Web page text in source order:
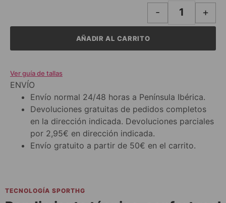
- +
AÑADIR AL CARRITO
Ver guía de tallas
ENVÍO
Envío normal 24/48 horas a Península Ibérica.
Devoluciones gratuitas de pedidos completos
en la dirección indicada. Devoluciones parciales
por 2,95€ en dirección indicada.
Envío gratuito a partir de 50€ en el carrito.
TECNOLOGÍA SPORTHG